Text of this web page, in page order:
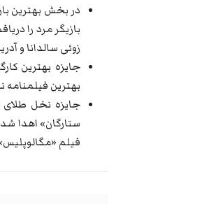
در بخش بهترین
بازیگر مرد را
زوئی سالدانا و
جایزه بهترین
بهترین فیلمنامه
ستارگان» اهدا
فیلم